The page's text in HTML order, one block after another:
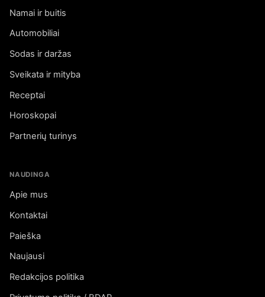
Namai ir buitis
Automobiliai
Sodas ir daržas
Sveikata ir mityba
Receptai
Horoskopai
Partnerių turinys
NAUDINGA
Apie mus
Kontaktai
Paieška
Naujausi
Redakcijos politika